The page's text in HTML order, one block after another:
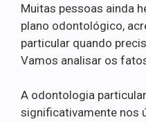
Muitas pessoas ainda
plano odontológico,
particular quando
Vamos analisar os
A odontologia
significativamente nos